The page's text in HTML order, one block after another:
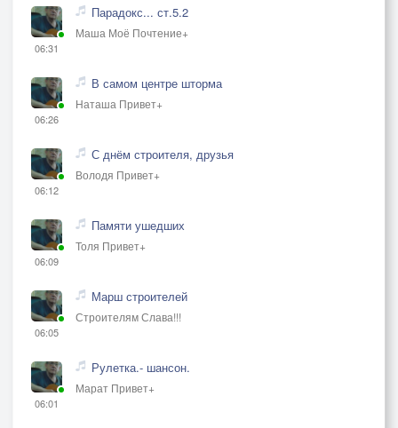
06:31
Парадокс... ст.5.2
Маша Моё Почтение+
06:26
В самом центре шторма
Наташа Привет+
06:12
С днём строителя, друзья
Володя Привет+
06:09
Памяти ушедших
Толя Привет+
06:05
Марш строителей
Строителям Слава!!!
06:01
Рулетка.- шансон.
Марат Привет+